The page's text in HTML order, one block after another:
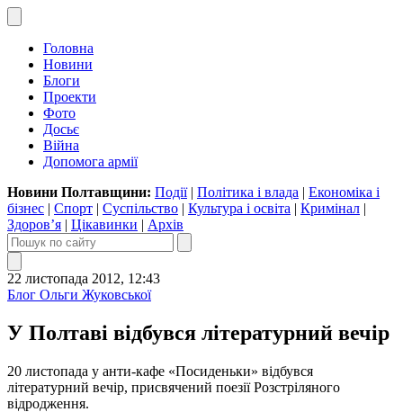
Головна
Новини
Блоги
Проекти
Фото
Досьє
Війна
Допомога армії
Новини Полтавщини: Події| Політика і влада | Економіка і
бізнес | Спорт | Суспільство | Культура і освіта | Кримінал |
Здоров’я | Цікавинки | Архів
22 листопада 2012, 12:43
Блог Ольги Жуковської
У Полтаві відбувся літературний вечір
20 листопада у анти-кафе «Посиденьки» відбувся
літературний вечір, присвячений поезії Розстріляного
відродження.